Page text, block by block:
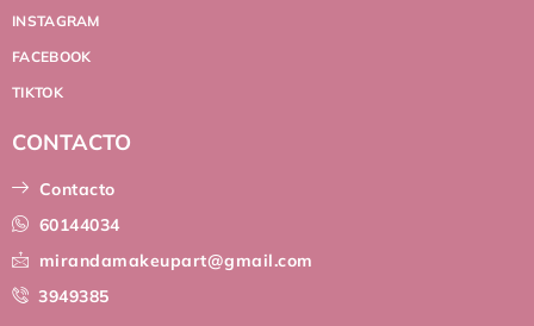
INSTAGRAM
FACEBOOK
TIKTOK
CONTACTO
Contacto
60144034
mirandamakeupart@gmail.com
3949385